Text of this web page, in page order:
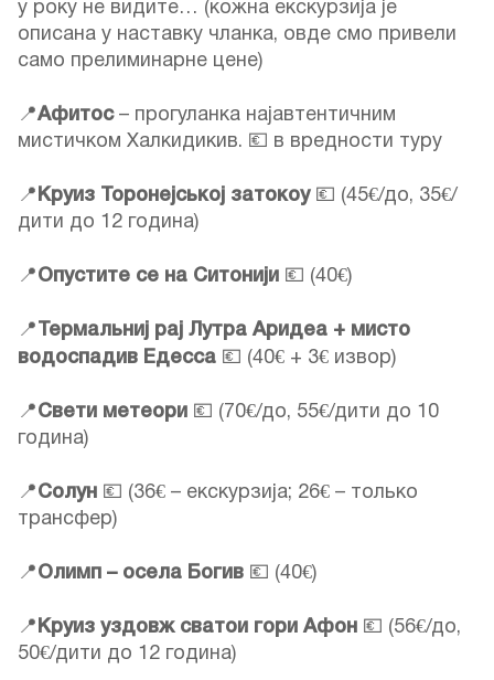
у року не видите… (кожна екскурзија је
описана у наставку чланка, овде смо привели
само прелиминарне цене)
📍Афитос– прогуланка најавтентичним
мистичком Халкидикив. 💶 в вредности туру
📍 Круиз Торонејськој затокоу💶 (45€/до, 35€/
дити до 12 година)
📍Опустите се на Ситонији 💶 (40€)
📍
Термальниј рај Лутра Аридеа + мисто
водоспадив Едесса 💶 (40€ + 3€ извор)
📍Свети метеори 💶 (70€/до, 55€/дити до 10
година)
📍Солун 💶 (36€ – екскурзија; 26€ – только
трансфер)
📍Олимп – осела Богив 💶 (40€)
📍 Круиз уздовж сватои гори Афон 💶 (56€/до,
50€/дити до 12 година)